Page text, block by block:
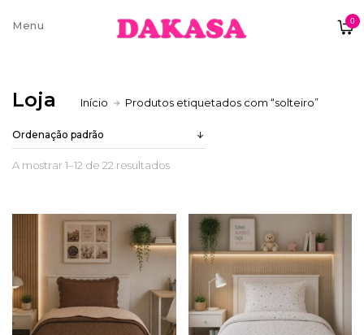
0
Sobre nós
Trocas e Devoluções
Loja Início Produtos etiquetados com “solteiro”
A mostrar 1–12 de 22 resultados